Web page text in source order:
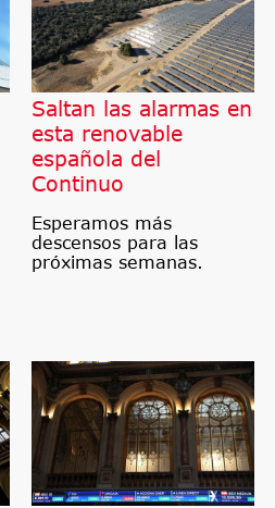
Saltan las alarmas en
esta renovable
española del
Continuo
Esperamos más
descensos para las
próximas semanas.